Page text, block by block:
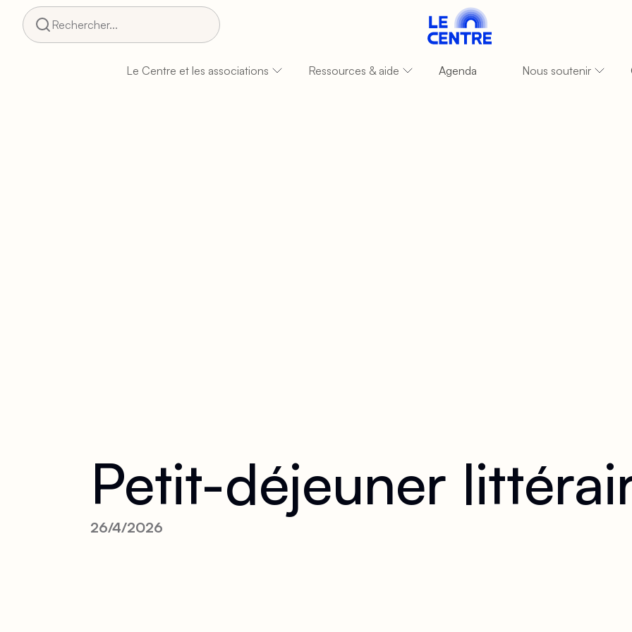
Rechercher...
Le Centre et les associations Ressources & aide Agenda Nous soutenir
Petit-déjeuner
26/4/2026